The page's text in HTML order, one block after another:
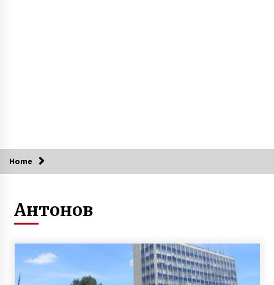
насосом а “формулу Штайнмаєра” з
7 років ago
ему подбросили пистолет
У столиці пройде аукціон живопису
«Київський арт-вернісаж»
4 місяці ago
Home
Антонов